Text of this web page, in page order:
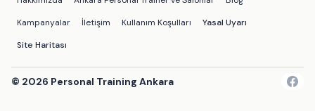
Kampanyalar
İletişim Kullanım Koşulları
Yasal Uyarı
Site Haritası
© 2026 Personal Training Ankara